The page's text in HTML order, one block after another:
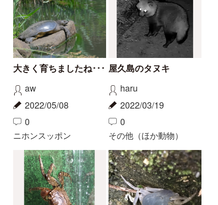
もっとみる
解決済みのスレッド
解決
ヤマアカガエルかタゴ
ガエルかと思うのです
解決
どんな虫ですか？
ぶん